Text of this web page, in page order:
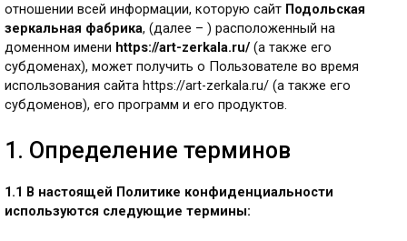
отношении всей информации, которую сайт Подольская
зеркальная фабрика, (далее – ) расположенный на
доменном имени https://art-zerkala.ru/ (а также его
субдоменах), может получить о Пользователе во время
использования сайта https://art-zerkala.ru/ (а также его
субдоменов), его программ и его продуктов.
1. Определение терминов
1.1 В настоящей Политике конфиденциальности
используются следующие термины: